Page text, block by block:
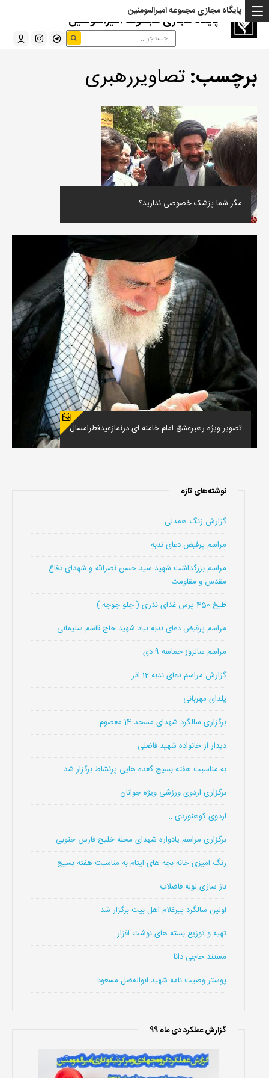
پایگاه مجازی مجموعه امیرالمومنین
پایگاه مجازی مجموعه امیرالمومنین
برچسب:تصاویررهبری
مگر شما پزشک خصوصی ندارید؟
تصویر ویژه رهبرعشق امام خامنه ای درنمازعیدفطرامسال
نوشته‌های تازه
گزارش زنگ همدلی
مراسم پرفیض دعای ندبه
مراسم بزرگداشت شهید سید حسن نصرالله و شهدای دفاع
مقدس و مقاومت
طبخ 450 پرس غذای نذری ( چلو جوجه )
مراسم پرفیض دعای ندبه بیاد شهید حاج قاسم سلیمانی
مراسم سالروز حماسه 9 دی
گزارش مراسم دعای ندبه 12 اذر
یلدای مهربانی
برگزاری سالگرد شهدای مسجد 14 معصوم
دیدار از خانواده شهید فاضلی
به مناسبت هفته بسیج گعده هایی پرنشاط برگزار شد
برگزاری اردوی ورزشی ویژه جوانان
اردوی کوهنوردی …
برگزاری مراسم یادواره شهدای محله خلیج فارس جنوبی
رنگ امیزی خانه بچه های ایتام به مناسبت هفته بسیج
باز سازی لوله فاضلاب
اولین سالگرد پیرغلام اهل بیت برگزار شد
تهیه و توزیع بسته های نوشت افزار
مستند حاجی دانا
پوستر وصیت نامه شهید ابوالفضل مسعود
گزارش عملکرد دی ماه 99